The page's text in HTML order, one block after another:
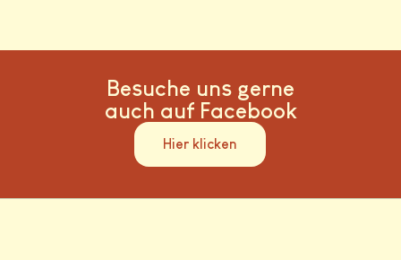
Besuche uns gerne
auch auf Facebook
Hier klicken